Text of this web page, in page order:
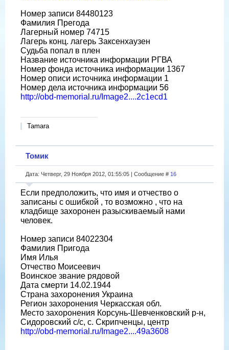
Номер записи 84480123
Фамилия Прегода
Лагерный номер 74715
Лагерь конц. лагерь Заксенхаузен
Судьба попал в плен
Название источника информации РГВА
Номер фонда источника информации 1367
Номер описи источника информации 1
Номер дела источника информации 56
http://obd-memorial.ru/Image2....2c1ecd1
Tamara
Томик
Дата: Четверг, 29 Ноября 2012, 01:55:05 | Сообщение # 16
Если предположить, что имя и отчество о
записаны с ошибкой , то возможно , что на
кладбище захоронен разыскиваемый нами
человек.
Номер записи 84022304
Фамилия Пригода
Имя Илья
Отчество Моисеевич
Воинское звание рядовой
Дата смерти 14.02.1944
Страна захоронения Украина
Регион захоронения Черкасская обл.
Место захоронения Корсунь-Шевченковский р-н,
Сидоровский с/с, с. Скрипченцы, центр
http://obd-memorial.ru/Image2....49a3608